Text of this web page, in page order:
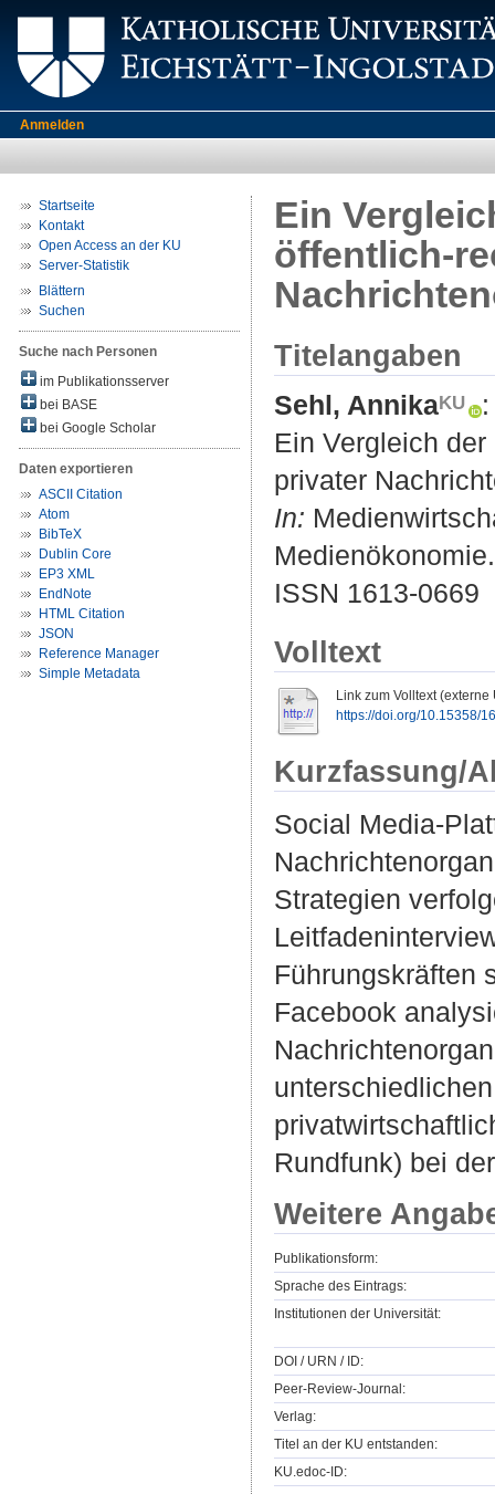
Anmelden
Startseite
Kontakt
Open Access an der KU
Server-Statistik
Blättern
Suchen
Suche nach Personen
im Publikationsserver
bei BASE
bei Google Scholar
Daten exportieren
ASCII Citation
Atom
BibTeX
Dublin Core
EP3 XML
EndNote
HTML Citation
JSON
Reference Manager
Simple Metadata
Ein
öffentlich-
Titelangaben
Sehl, Annika
:
Ein Vergleich
privater
In:
ISSN 1613-0669
Volltext
Link zum Volltext (externe
https://doi.org/10.15358/
Kurzfassung/
Social Media-
Strategien
Führungskräften
Facebook
Rundfunk) bei
Weitere
Publikationsform:
Sprache des Eintrags:
Institutionen der Universität:
DOI / URN / ID:
Peer-Review-Journal:
Verlag:
Titel an der KU entstanden:
KU.edoc-ID: